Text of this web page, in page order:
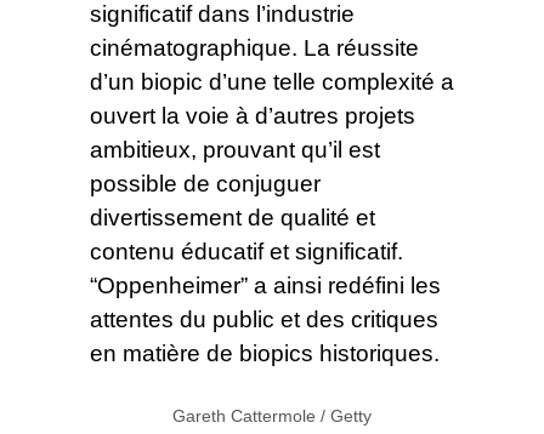
significatif dans l’industrie
cinématographique. La réussite
d’un biopic d’une telle complexité a
ouvert la voie à d’autres projets
ambitieux, prouvant qu’il est
possible de conjuguer
divertissement de qualité et
contenu éducatif et significatif.
“Oppenheimer” a ainsi redéfini les
attentes du public et des critiques
en matière de biopics historiques.
Gareth Cattermole / Getty